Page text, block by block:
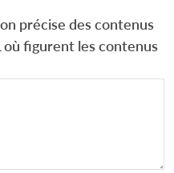
précise des contenus
où figurent les contenus